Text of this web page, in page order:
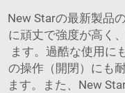
New Starの最新製品
に頑丈で強度が高く
ます。過酷な使用に
の操作（開閉）にも
ます。また、New